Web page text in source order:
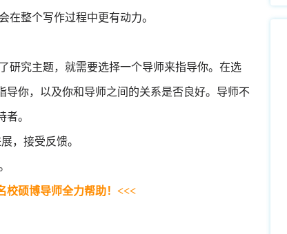
在整个写作过程中更有动力。
研究主题，就需要选择一个导师来指导你。在选
你，以及你和导师之间的关系是否良好。导师不
。
，接受反馈。
校硕博导师全力帮助！<<<